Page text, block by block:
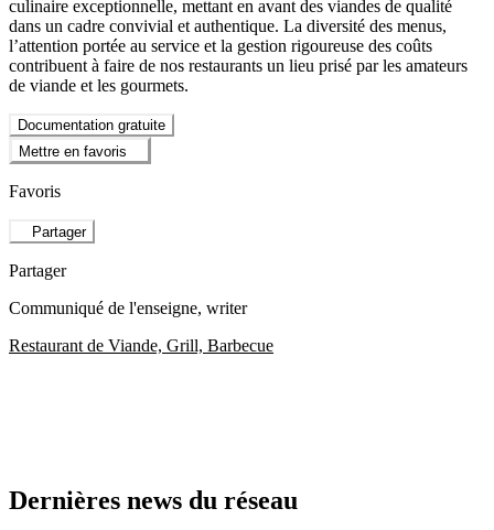
culinaire exceptionnelle, mettant en avant des viandes de qualité
dans un cadre convivial et authentique. La diversité des menus,
l’attention portée au service et la gestion rigoureuse des coûts
contribuent à faire de nos restaurants un lieu prisé par les amateurs
de viande et les gourmets.
Documentation gratuite
Mettre en favoris
Favoris
Partager
Partager
Communiqué de l'enseigne, writer
Restaurant de Viande, Grill, Barbecue
Dernières news du réseau